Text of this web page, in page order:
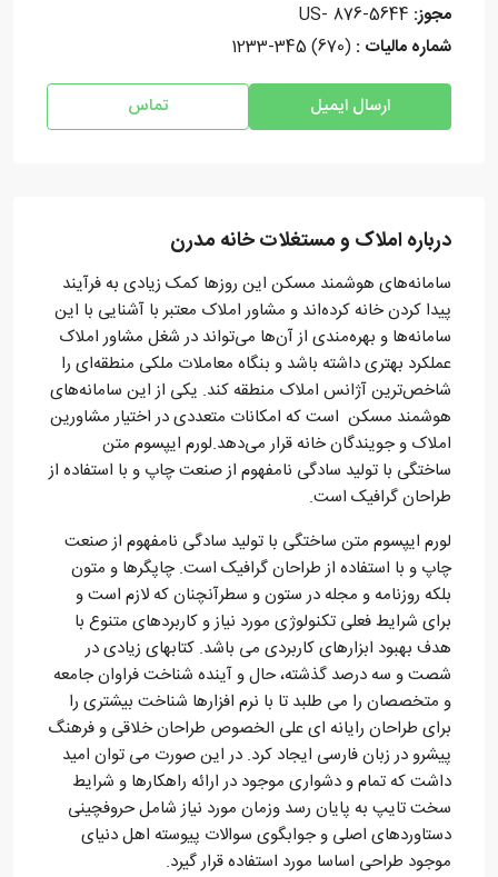
مجوز: US- 876-5644
شماره مالیات : (670) 345-1233
ارسال ایمیل تماس
درباره املاک و مستغلات خانه مدرن
سامانه‌های هوشمند مسکن این روزها کمک زیادی به فرآیند
پیدا کردن خانه کرده‌اند و مشاور املاک معتبر با آشنایی با این
سامانه‌ها و بهره‌مندی از آن‌ها می‌تواند در شغل مشاور املاک
عملکرد بهتری داشته باشد و بنگاه معاملات ملکی منطقه‌ای را
شاخص‌ترین آژانس املاک منطقه کند. یکی از این سامانه‌های
هوشمند مسکن است که امکانات متعددی در اختیار مشاورین
املاک و جویندگان خانه قرار می‌دهد.لورم ایپسوم متن
ساختگی با تولید سادگی نامفهوم از صنعت چاپ و با استفاده از
طراحان گرافیک است.
لورم ایپسوم متن ساختگی با تولید سادگی نامفهوم از صنعت
چاپ و با استفاده از طراحان گرافیک است. چاپگرها و متون
بلکه روزنامه و مجله در ستون و سطرآنچنان که لازم است و
برای شرایط فعلی تکنولوژی مورد نیاز و کاربردهای متنوع با
هدف بهبود ابزارهای کاربردی می باشد. کتابهای زیادی در
شصت و سه درصد گذشته، حال و آینده شناخت فراوان جامعه
و متخصصان را می طلبد تا با نرم افزارها شناخت بیشتری را
برای طراحان رایانه ای علی الخصوص طراحان خلاقی و فرهنگ
پیشرو در زبان فارسی ایجاد کرد. در این صورت می توان امید
داشت که تمام و دشواری موجود در ارائه راهکارها و شرایط
سخت تایپ به پایان رسد وزمان مورد نیاز شامل حروفچینی
دستاوردهای اصلی و جوابگوی سوالات پیوسته اهل دنیای
موجود طراحی اساسا مورد استفاده قرار گیرد.